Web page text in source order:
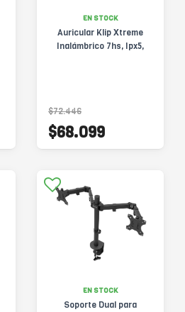
EN STOCK
Auricular Klip Xtreme
Inalámbrico 7hs, Ipx5,
$72.446
$68.099
EN STOCK
Soporte Dual para